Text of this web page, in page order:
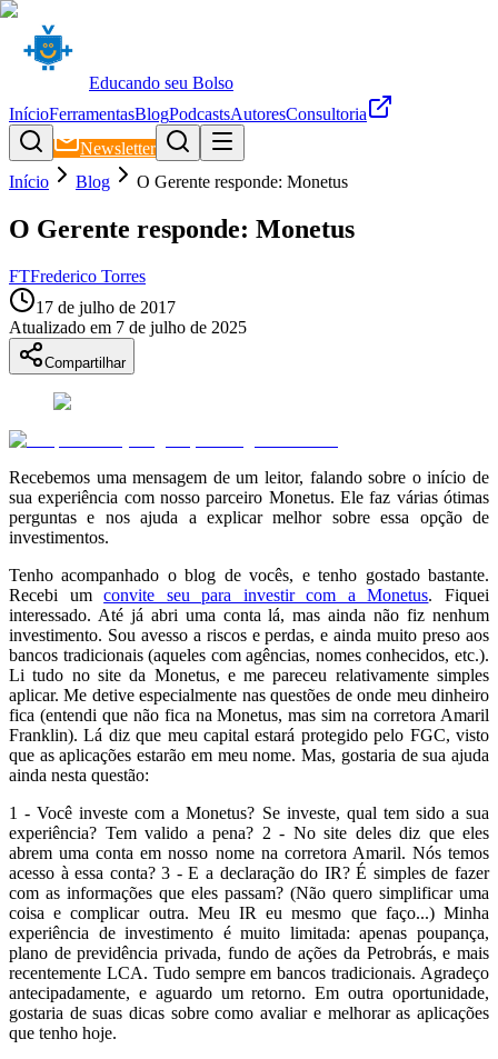
Educando seu Bolso
InícioFerramentasBlogPodcastsAutoresConsultoria
Newsletter
Início
Blog O Gerente responde: Monetus
O Gerente responde: Monetus
FTFrederico Torres
17 de julho de 2017
Atualizado em 7 de julho de 2025
Compartilhar
Recebemos uma mensagem de um leitor, falando sobre o início de
sua experiência com nosso parceiro Monetus. Ele faz várias ótimas
perguntas e nos ajuda a explicar melhor sobre essa opção de
investimentos.
Tenho acompanhado o blog de vocês, e tenho gostado bastante.
Recebi umconvite seu para investir com a Monetus. Fiquei
interessado. Até já abri uma conta lá, mas ainda não fiz nenhum
investimento. Sou avesso a riscos e perdas, e ainda muito preso aos
bancos tradicionais (aqueles com agências, nomes conhecidos, etc.).
Li tudo no site da Monetus, e me pareceu relativamente simples
aplicar. Me detive especialmente nas questões de onde meu dinheiro
fica (entendi que não fica na Monetus, mas sim na corretora Amaril
Franklin). Lá diz que meu capital estará protegido pelo FGC, visto
que as aplicações estarão em meu nome. Mas, gostaria de sua ajuda
ainda nesta questão:
1 - Você investe com a Monetus? Se investe, qual tem sido a sua
experiência? Tem valido a pena? 2 - No site deles diz que eles
abrem uma conta em nosso nome na corretora Amaril. Nós temos
acesso à essa conta? 3 - E a declaração do IR? É simples de fazer
com as informações que eles passam? (Não quero simplificar uma
coisa e complicar outra. Meu IR eu mesmo que faço...) Minha
experiência de investimento é muito limitada: apenas poupança,
plano de previdência privada, fundo de ações da Petrobrás, e mais
recentemente LCA. Tudo sempre em bancos tradicionais. Agradeço
antecipadamente, e aguardo um retorno. Em outra oportunidade,
gostaria de suas dicas sobre como avaliar e melhorar as aplicações
que tenho hoje.